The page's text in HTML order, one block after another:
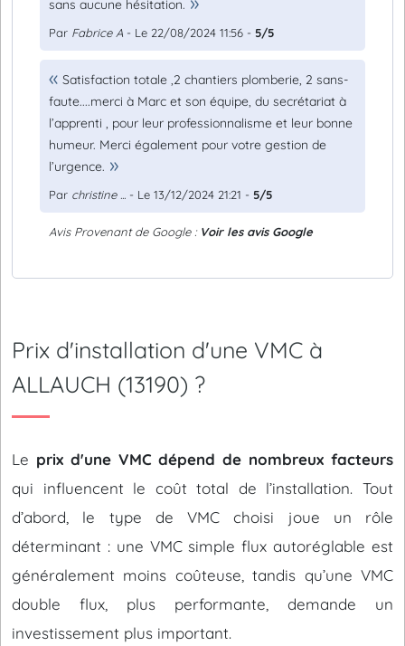
sans aucune hésitation.
Par Fabrice A - Le 22/08/2024 11:56 - 5/5
Satisfaction totale ,2 chantiers plomberie, 2 sans-
faute....merci à Marc et son équipe, du secrétariat à
l’apprenti , pour leur professionnalisme et leur bonne
humeur. Merci également pour votre gestion de
l’urgence.
Par christine ... - Le 13/12/2024 21:21 - 5/5
Avis Provenant de Google : Voir les avis Google
Prix d'installation d'une VMC à
ALLAUCH (13190) ?
Le prix d'une VMC dépend de nombreux facteurs
qui influencent le coût total de l’installation. Tout
d’abord, le type de VMC choisi joue un rôle
déterminant : une VMC simple flux autoréglable est
généralement moins coûteuse, tandis qu’une VMC
double flux, plus performante, demande un
investissement plus important.